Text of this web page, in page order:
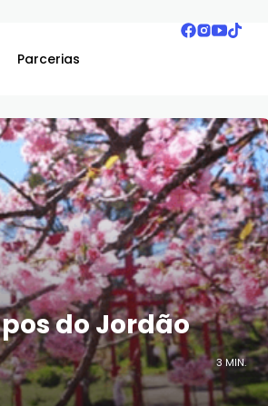
Parcerias
do Jordão
3 MIN.